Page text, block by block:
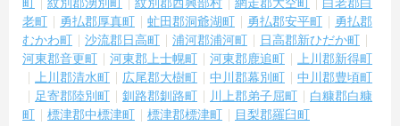
老町
勇払郡厚真町 虻田郡洞爺湖町 勇払郡安平町
勇払郡
むかわ町
沙流郡日高町 浦河郡浦河町
日高郡新ひだか町
河東郡音更町
河東郡上士幌町 河東郡鹿追町
上川郡新得町
上川郡清水町
広尾郡大樹町 中川郡幕別町
中川郡豊頃町
足寄郡陸別町
釧路郡釧路町 川上郡弟子屈町
白糠郡白糠
町
標津郡中標津町 標津郡標津町 目梨郡羅臼町